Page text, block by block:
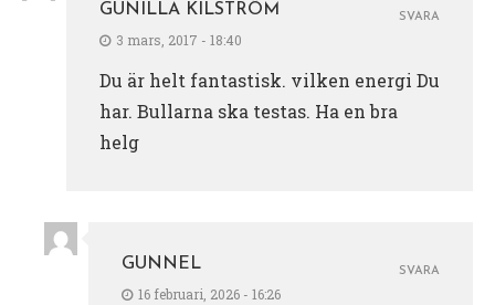
GUNILLA KILSTRÖM
3 mars, 2017 - 18:40
Du är helt fantastisk. vilken energi Du
har. Bullarna ska testas. Ha en bra
helg
SVARA
GUNNEL
16 februari, 2026 - 16:26
SVARA